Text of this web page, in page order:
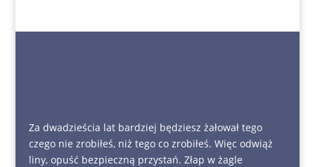
Za dwadzieścia lat bardziej będziesz żałował tego
czego nie zrobiłeś, niż tego co zrobiłeś. Więc odwiąż
liny, opuść bezpieczną przystań. Złap w żagle